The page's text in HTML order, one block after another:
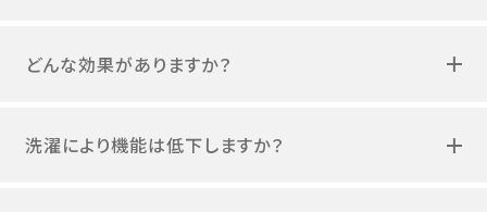
どんな効果がありますか？
洗濯により機能は低下しますか？